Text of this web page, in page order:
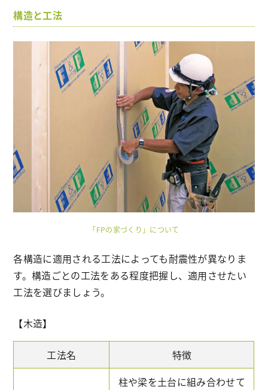
構造と工法
「FPの家づくり」について
各構造に適用される工法によっても耐震性が異なりま
す。構造ごとの工法をある程度把握し、適用させたい
工法を選びましょう。
【木造】
工法名 特徴
柱や梁を土台に組み合わせて